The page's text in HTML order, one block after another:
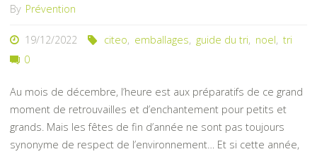
By Prévention
19/12/2022 citeo, emballages, guide du tri, noel, tri
0
Au mois de décembre, l’heure est aux préparatifs de ce grand
moment de retrouvailles et d’enchantement pour petits et
grands. Mais les fêtes de fin d’année ne sont pas toujours
synonyme de respect de l’environnement… Et si cette année,